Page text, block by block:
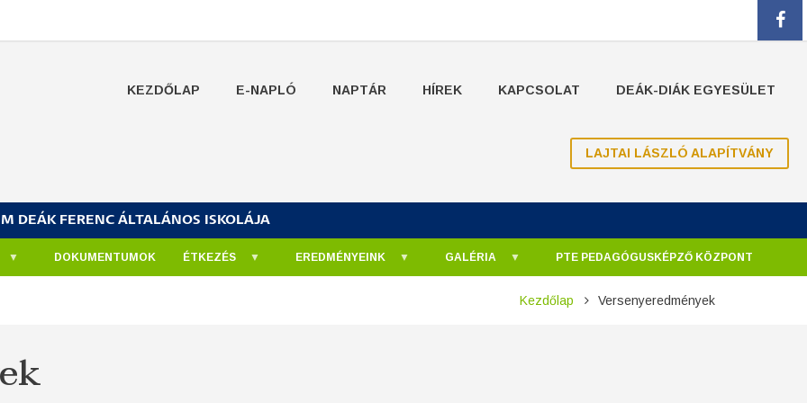
KEZDŐLAP E-NAPLÓ NAPTÁR HÍREK KAPCSOLAT DEÁK-DIÁK EGYESÜLET
LAJTAI LÁSZLÓ ALAPÍTVÁNY
DEÁK FERENC ÁLTALÁNOS ISKOLÁJA
DOKUMENTUMOK ÉTKEZÉS EREDMÉNYEINK GALÉRIA PTE PEDAGÓGUSKÉPZŐ KÖZPONT
Kezdőlap Versenyeredmények